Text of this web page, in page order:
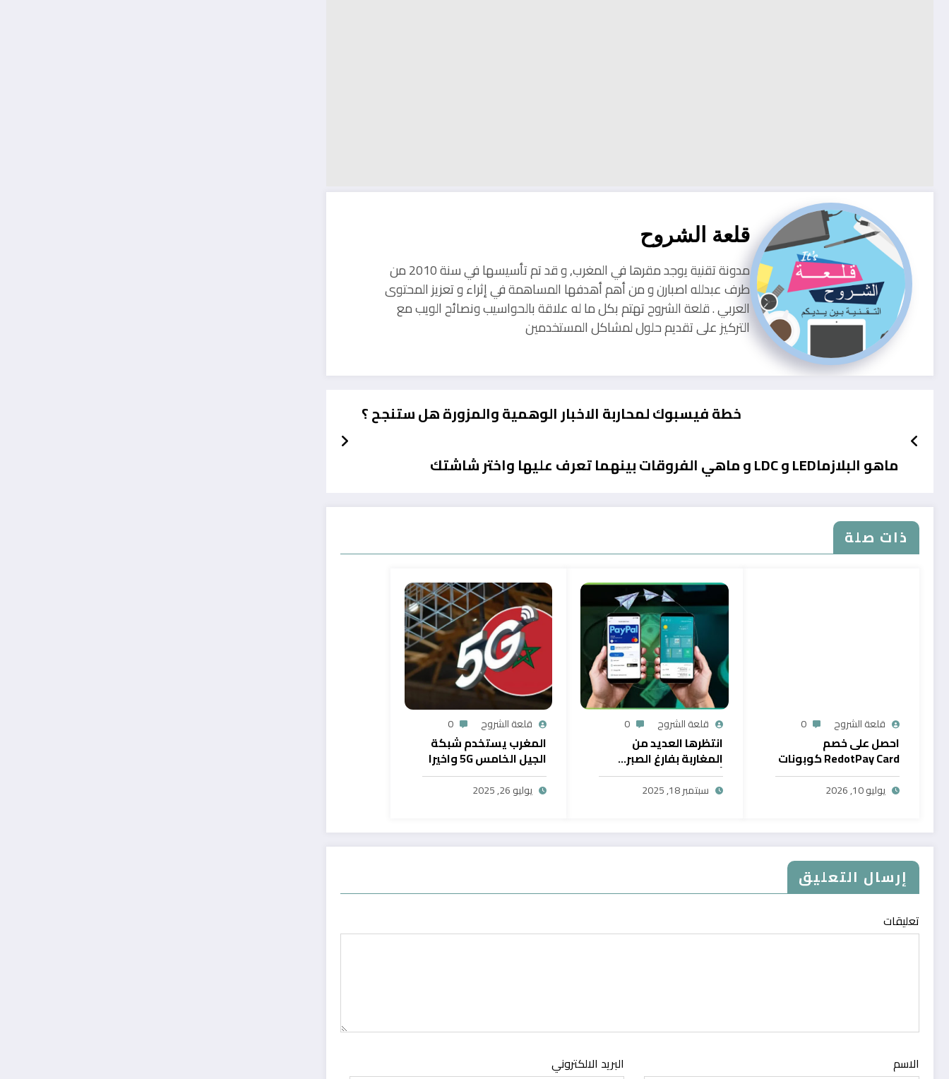
قلعة الشروح
مدونة تقنية يوجد مقرها في المغرب, و قد تم تأسيسها في سنة 2010 من
طرف عبدلله اصبارن و من أهم أهدفها المساهمة في إثراء و تعزيز المحتوى
العربي . قلعة الشروح تهتم بكل ما له علاقة بالحواسيب ونصائح الويب مع
التركيز على تقديم حلول لمشاكل المستخدمين
خطة فيسبوك لمحاربة الاخبار الوهمية والمزورة هل ستنجح ؟
ماهو البلازماLED و LDC و ماهي الفروقات بينهما تعرف عليها واختر شاشتك
ذات صلة
قلعة الشروح 0
احصل على خصم
RedotPay Card كوبونات
حصرية
يوليو 10, 2026
قلعة الشروح 0
انتظرها العديد من
المغاربة بفارغ الصبر…
أول خدمة رقمية تتيح
سحب الرصيد من بايبال
سبتمبر 18, 2025
قلعة الشروح 0
المغرب يستخدم شبكة
الجيل الخامس 5G واخيرا
يوليو 26, 2025
إرسال التعليق
تعليقات
الاسم البريد الالكتروني